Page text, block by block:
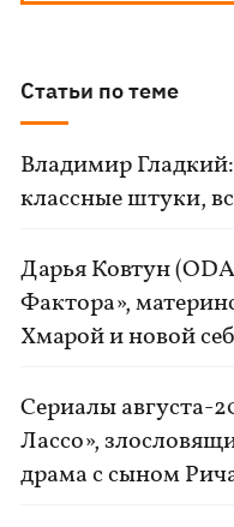
Статьи по теме
Владимир
классные штуки,
Дарья Ковтун
Фактора»,
Хмарой и новой
Сериалы августа-
Лассо»,
драма с сыном